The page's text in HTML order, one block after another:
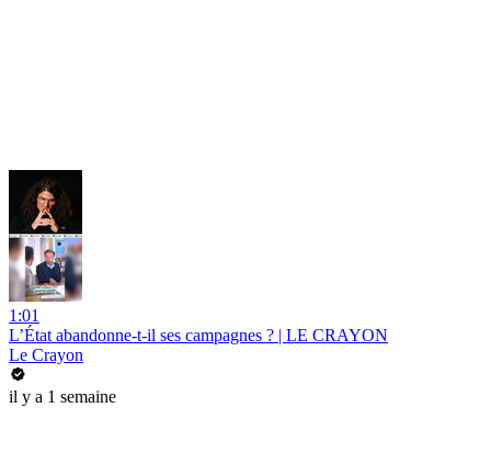
1:01
L’État abandonne-t-il ses campagnes ? | LE CRAYON
Le Crayon
il y a 1 semaine